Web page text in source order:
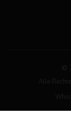
©
Alle